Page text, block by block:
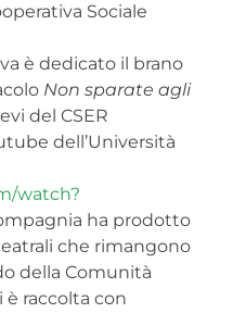
Sociale
è dedicato il brano
Non sparate agli
del CSER
dell’Università
watch?
ha prodotto
che rimangono
della Comunità
è raccolta con